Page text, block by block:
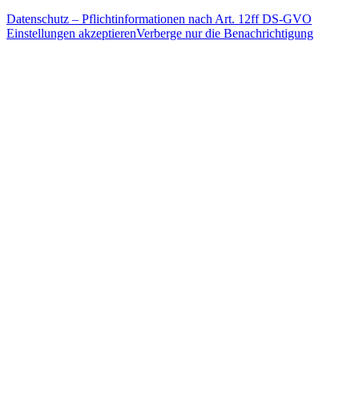
Datenschutz – Pflichtinformationen nach Art. 12ff DS-GVO
Einstellungen akzeptierenVerberge nur die Benachrichtigung